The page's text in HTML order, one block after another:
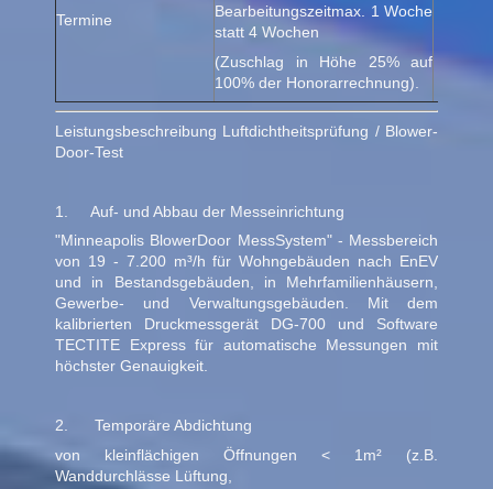
Termine
Bearbeitungszeitmax. 1 Woche
statt 4 Wochen
(Zuschlag in Höhe 25% auf
100% der Honorarrechnung).
Leistungsbeschreibung Luftdichtheitsprüfung / Blower-
Door-Test
1. Auf- und Abbau der Messeinrichtung
"Minneapolis BlowerDoor MessSystem" - Messbereich
von 19 - 7.200 m³/h für Wohngebäuden nach EnEV
und in Bestandsgebäuden, in Mehrfamilienhäusern,
Gewerbe- und Verwaltungsgebäuden. Mit dem
kalibrierten Druckmessgerät DG-700 und Software
TECTITE Express für automatische Messungen mit
höchster Genauigkeit.
2. Temporäre Abdichtung
von kleinflächigen Öffnungen < 1m² (z.B.
Wanddurchlässe Lüftung,